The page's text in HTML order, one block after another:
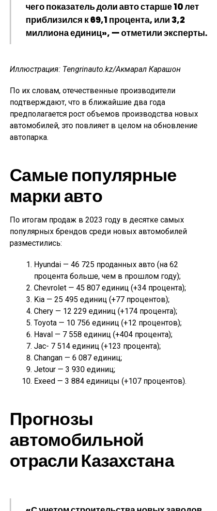
чего показатель доли авто старше 10 лет
приблизился к 69,1 процента, или 3,2
миллиона единиц», — отметили эксперты.
Иллюстрация: Тengrinauto.kz/Акмарал Карашон
По их словам, отечественные производители
подтверждают, что в ближайшие два года
предполагается рост объемов производства новых
автомобилей, это повлияет в целом на обновление
автопарка.
Самые популярные
марки авто
По итогам продаж в 2023 году в десятке самых
популярных брендов среди новых автомобилей
разместились:
Hyundai — 46 725 проданных авто (на 62
процента больше, чем в прошлом году);
Chevrolet — 45 807 единиц (+34 процента);
Kia — 25 495 единиц (+77 процентов);
Chery — 12 229 единиц (+174 процента);
Toyota — 10 756 единиц (+12 процентов);
Haval — 7 558 единиц (+404 процента);
Jac- 7 514 единиц (+123 процента);
Changan — 6 087 единиц;
Jetour — 3 930 единиц;
Exeed — 3 884 единицы (+107 процентов).
Прогнозы
автомобильной
отрасли Казахстана